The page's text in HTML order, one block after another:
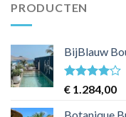
PRODUCTEN
BijBlauw
Waardering
€ 1.284,00
Botanique